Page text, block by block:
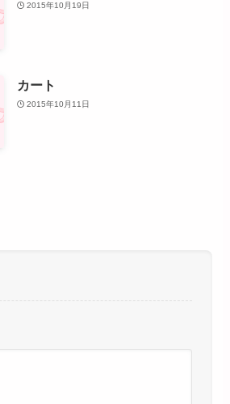
2015年10月19日
カート
2015年10月11日